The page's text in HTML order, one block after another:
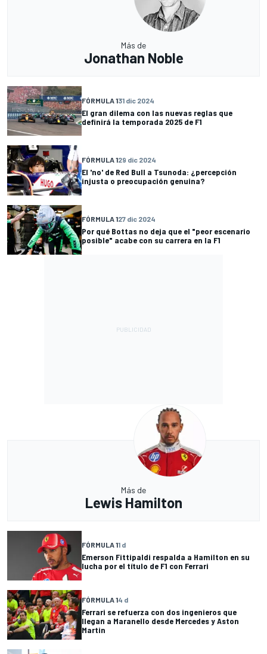
Más de
Jonathan Noble
FÓRMULA 131 dic 2024
El gran dilema con las nuevas reglas que
definirá la temporada 2025 de F1
FÓRMULA 129 dic 2024
El 'no' de Red Bull a Tsunoda: ¿percepción
injusta o preocupación genuina?
FÓRMULA 127 dic 2024
Por qué Bottas no deja que el "peor escenario
posible" acabe con su carrera en la F1
Más de
Lewis Hamilton
FÓRMULA 11 d
Emerson Fittipaldi respalda a Hamilton en su
lucha por el título de F1 con Ferrari
FÓRMULA 14 d
Ferrari se refuerza con dos ingenieros que
llegan a Maranello desde Mercedes y Aston
Martin